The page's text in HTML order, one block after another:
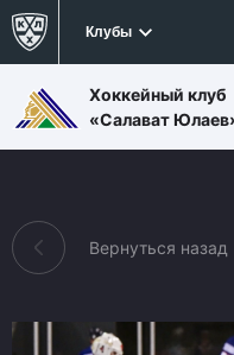
Клубы
Хоккейный клуб
«Салават
Вернуться назад